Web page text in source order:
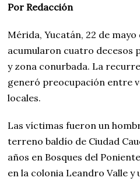
Por Redacción
Mérida, Yucatán, 22 de
acumularon cuatro decesos
y zona conurbada. La
generó preocupación entre
locales.
Las víctimas fueron un
terreno baldío de Ciudad
años en Bosques del
en la colonia Leandro Valle y